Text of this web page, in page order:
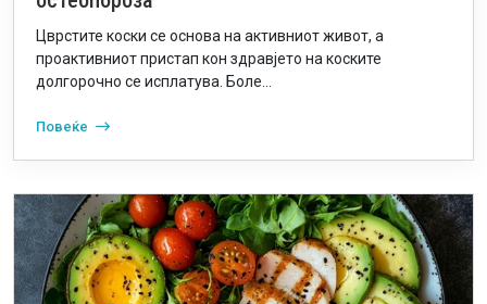
Цврстите коски се основа на активниот живот, а
проактивниот пристап кон здравјето на коските
долгорочно се исплатува. Боле...
Повеќе